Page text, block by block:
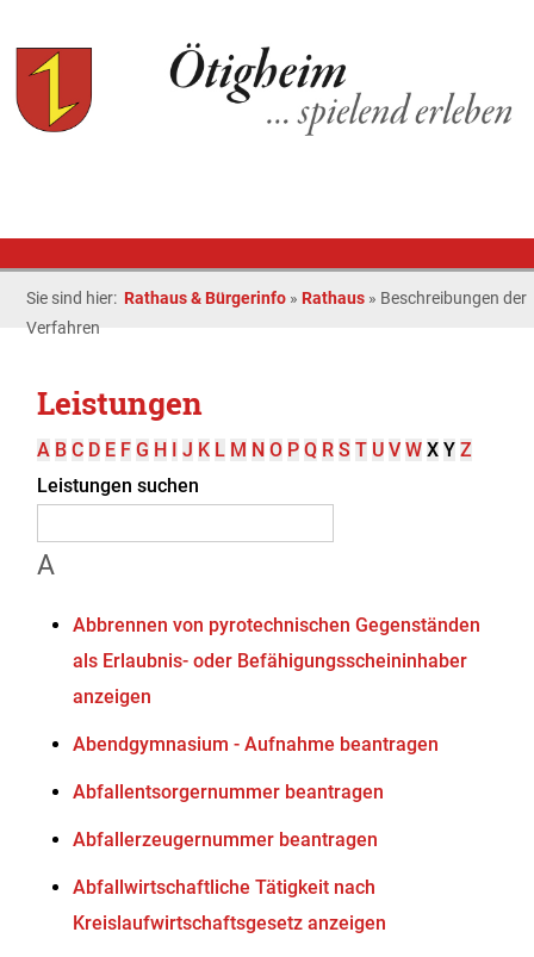
Sie sind hier: Rathaus & Bürgerinfo » Rathaus » Beschreibungen der
Verfahren
Leistungen
A B C D E F G H I J K L M N O P Q R S T U V W X Y Z
Leistungen suchen
A
Abbrennen von pyrotechnischen Gegenständen
als Erlaubnis- oder Befähigungsscheininhaber
anzeigen
Abendgymnasium - Aufnahme beantragen
Abfallentsorgernummer beantragen
Abfallerzeugernummer beantragen
Abfallwirtschaftliche Tätigkeit nach
Kreislaufwirtschaftsgesetz anzeigen